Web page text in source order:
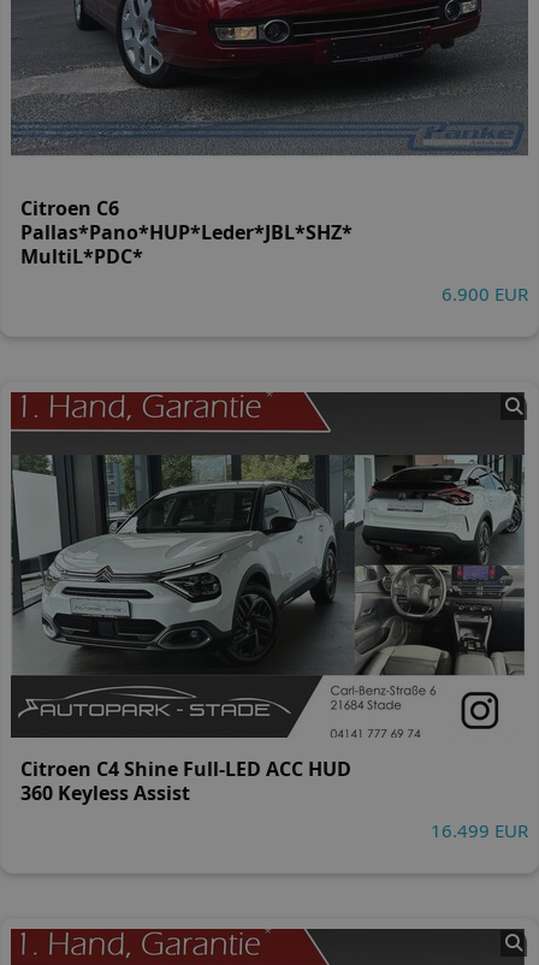
Citroen C6
Pallas*Pano*HUP*Leder*JBL*SHZ*
MultiL*PDC*
6.900 EUR
Citroen C4 Shine Full-LED ACC HUD
360 Keyless Assist
16.499 EUR